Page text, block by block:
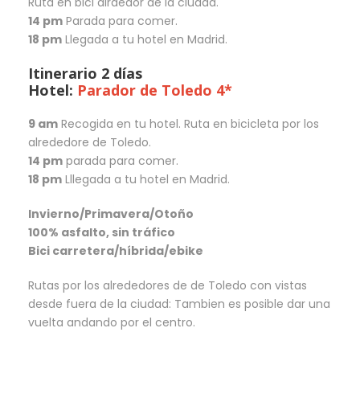
14 pm Parada para comer.
18 pm Llegada a tu hotel en Madrid.
Itinerario 2 días
Hotel: Parador de Toledo 4*
9 am Recogida en tu hotel. Ruta en bicicleta por los
alrededore de Toledo.
14 pm parada para comer.
18 pm Lllegada a tu hotel en Madrid.
Invierno/Primavera/Otoño
100% asfalto, sin tráfico
Bici carretera/híbrida/ebike
Rutas por los alrededores de de Toledo con vistas
desde fuera de la ciudad: Tambien es posible dar una
vuelta andando por el centro.